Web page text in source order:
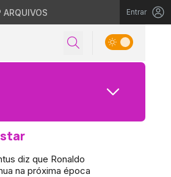
ARQUIVOS Entrar
diz que Ronaldo
na próxima época